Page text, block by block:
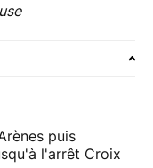
puis
l'arrêt Croix